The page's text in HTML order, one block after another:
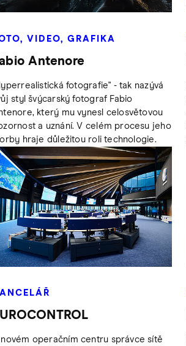
VIDEO, GRAFIKA
Antenore
fotografie" - tak nazývá
styl švýcarský fotograf Fabio
který mu vynesl celosvětovou
a uznání. V celém procesu jeho
hraje důležitou roli technologie.
novém operačním centru správce sítě